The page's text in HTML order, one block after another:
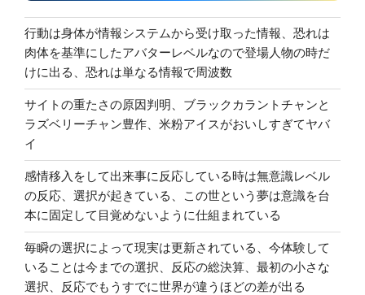
行動は身体が情報システムから受け取った情報、恐れは
肉体を基準にしたアバターレベルなので登場人物の時だ
けに出る、恐れは単なる情報で周波数
サイトの重たさの原因判明、ブラックカラントチャンと
ラズベリーチャン豊作、米粉アイスがおいしすぎてヤバ
イ
感情移入をして出来事に反応している時は無意識レベル
の反応、選択が起きている、この世という夢は意識を台
本に固定して目覚めないように仕組まれている
毎瞬の選択によって現実は更新されている、今体験して
いることは今までの選択、反応の総決算、最初の小さな
選択、反応でもうすでに世界が違うほどの差が出る